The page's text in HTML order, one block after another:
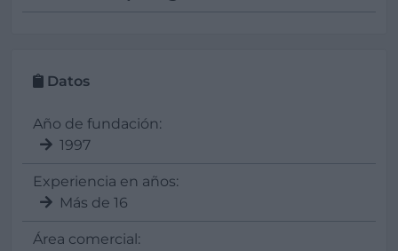
Datos
Año de fundación:
1997
Experiencia en años:
Más de 16
Área comercial: